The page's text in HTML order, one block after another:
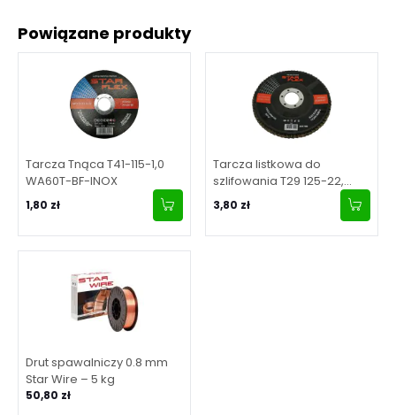
Powiązane produkty
Tarcza Tnąca T41-115-1,0
WA60T-BF-INOX
1,80 zł
Tarcza listkowa do
szlifowania T29 125-22,
granulacja 80
3,80 zł
Drut spawalniczy 0.8 mm
Star Wire – 5 kg
50,80 zł